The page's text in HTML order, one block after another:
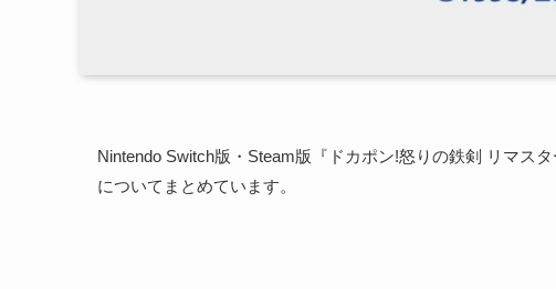
Nintendo Switch版・Steam版『ドカポン!怒りの鉄剣 リマス
についてまとめています。